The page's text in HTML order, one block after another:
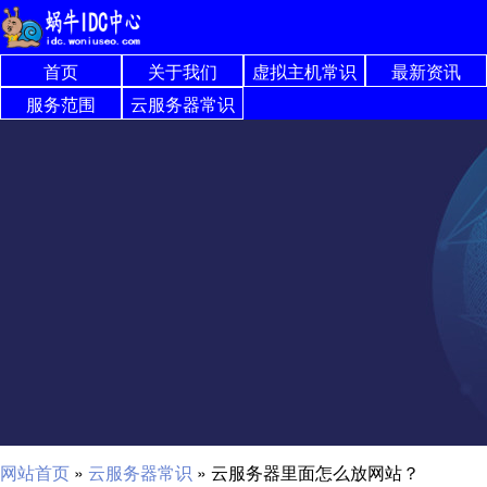
首页 关于我们 虚拟主机常识
最新资讯
服务范围
云服务器常识
网站首页 » 云服务器常识 » 云服务器里面怎么放网站？